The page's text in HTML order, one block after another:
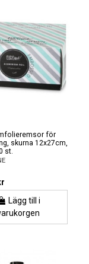
för
skurna 12x27cm,
st.
Lägg till i